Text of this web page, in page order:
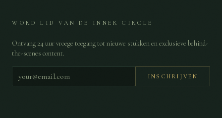
WORD LID VAN DE INNER CIRCLE
Ontvang 24 uur vroege toegang tot nieuwe stukken en exclusieve behind-
the-scenes content.
INSCHRIJVEN